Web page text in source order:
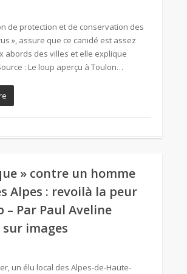
de protection et de conservation des
», assure que ce canidé est assez
abords des villes et elle explique
: Le loup aperçu à Toulon…
» contre un homme
Alpes : revoilà la peur
– Par Paul Aveline
images
un élu local des Alpes-de-Haute-